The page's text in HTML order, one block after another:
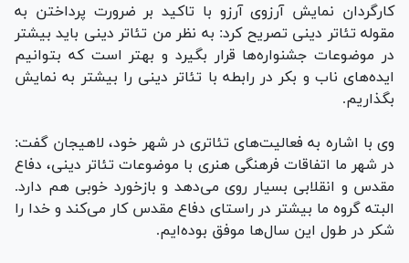
کارگردان نمایش آرزوی آرزو با تاکید بر ضرورت پرداختن به
مقوله تئاتر دینی تصریح کرد: به نظر من تئاتر دینی باید بیشتر
در موضوعات جشنواره‌ها قرار بگیرد و بهتر است که بتوانیم
ایده‌های ناب و بکر در رابطه با تئاتر دینی را بیشتر به نمایش
بگذاریم.
وی با اشاره به فعالیت‌های تئاتری در شهر خود، لاهیجان گفت:
در شهر ما اتفاقات فرهنگی هنری با موضوعات تئاتر دینی، دفاع
مقدس و انقلابی بسیار روی می‌دهد و بازخورد خوبی هم دارد.
البته گروه ما بیشتر در راستای دفاع مقدس کار می‌کند و خدا را
شکر در طول این سال‌ها موفق بوده‌ایم.